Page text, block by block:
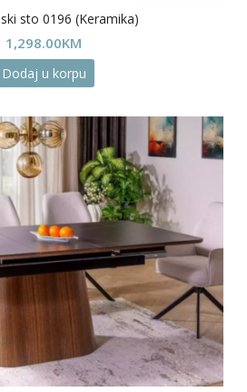
sto 0196 (Keramika)
1,298.00KM
Dodaj u korpu